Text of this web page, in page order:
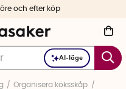
AI-läge
och efter köp
Organisera köksskåp